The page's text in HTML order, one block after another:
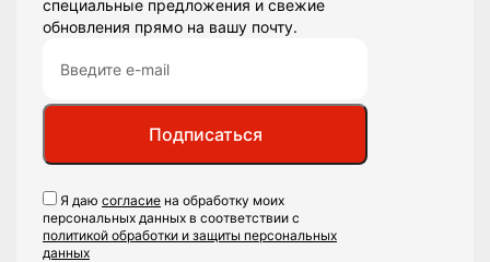
специальные предложения и свежие
обновления прямо на вашу почту.
Подписаться
Я даю согласие на обработку моих
персональных данных в соответствии с
политикой обработки и защиты персональных
данных